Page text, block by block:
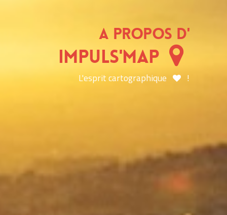
A Propos d'
Impuls'Map
L'esprit cartographique !